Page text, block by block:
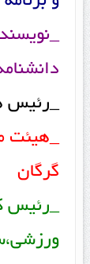
_رئیس
_هیئت
گرگان
_رئیس